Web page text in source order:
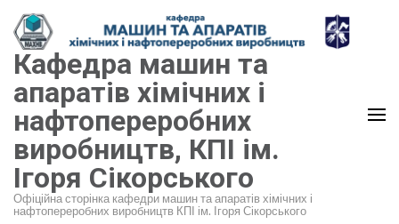
Перейти
до
вмісту
(натисніть
Enter)
Кафедра машин та
апаратів хімічних і
нафтопереробних
виробництв, КПІ ім.
Ігоря Сікорського
Офіційна сторінка кафедри машин та апаратів хімічних і
нафтопереробних виробництв КПІ ім. Ігоря Сікорського